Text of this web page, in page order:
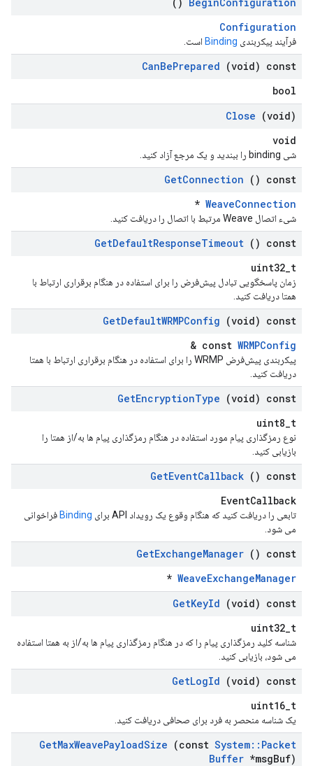
Configuration
فرآیند پیکربندی Binding است.
CanBePrepared (void) const
bool
Close (void)
void
شی binding را ببندید و یک مرجع آزاد کنید.
GetConnection () const
WeaveConnection
*
شیء اتصال Weave مرتبط با اتصال را دریافت کنید.
GetDefaultResponseTimeout () const
uint32_t
زمان پاسخگویی تبادل پیش‌فرض را برای استفاده در هنگام برقراری ارتباط با
همتا دریافت کنید.
GetDefaultWRMPConfig (void) const
const WRMPConfig
&
پیکربندی پیش‌فرض WRMP را برای استفاده در هنگام برقراری ارتباط با همتا
دریافت کنید.
GetEncryptionType (void) const
uint8_t
نوع رمزگذاری پیام مورد استفاده در هنگام رمزگذاری پیام ها به/از همتا را
بازیابی کنید.
GetEventCallback () const
EventCallback
تابعی را دریافت کنید که هنگام وقوع یک رویداد API برای Binding فراخوانی
می شود.
GetExchangeManager () const
WeaveExchangeManager
*
GetKeyId (void) const
uint32_t
شناسه کلید رمزگذاری پیام را که در هنگام رمزگذاری پیام ها به/از به همتا استفاده
می شود، بازیابی کنید.
GetLogId (void) const
uint16_t
یک شناسه منحصر به فرد برای صحافی دریافت کنید.
GetMaxWeavePayloadSize (const System:: Packet
Buffer *msgBuf)